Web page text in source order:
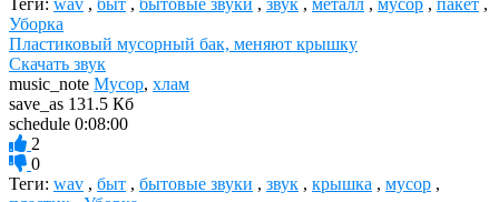
Теги: wav , быт , бытовые звуки , звук , металл , мусор , пакет ,
Уборка
Пластиковый мусорный бак, меняют крышку
Скачать звук
music_note Мусор, хлам
save_as 131.5 Кб
schedule 0:08:00
2
0
Теги: wav , быт , бытовые звуки , звук , крышка , мусор ,